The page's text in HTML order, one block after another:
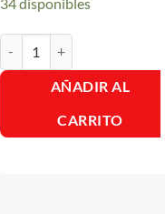
AÑADIR AL
CARRITO